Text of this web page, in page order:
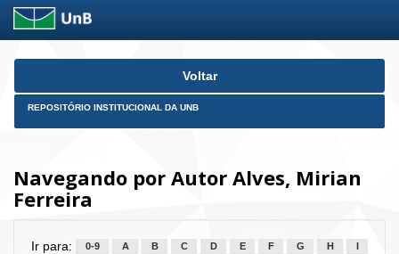
Skip
Voltar
REPOSITÓRIO INSTITUCIONAL DA UNB
Navegando por Autor Alves, Mirian
Ferreira
Ir para: 0-9 A B C D E F G H